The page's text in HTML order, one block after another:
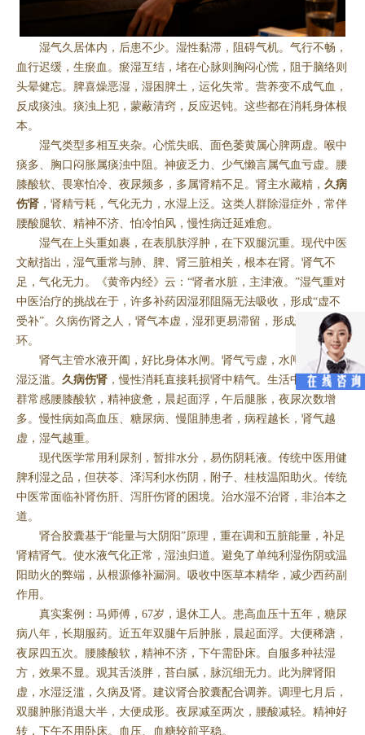
湿气久居体内，后患不少。湿性黏滞，阻碍气机。气行不畅，
血行迟缓，生瘀血。瘀湿互结，堵在心脉则胸闷心慌，阻于脑络则
头晕健忘。脾喜燥恶湿，湿困脾土，运化失常。营养变不成气血，
反成痰浊。痰浊上犯，蒙蔽清窍，反应迟钝。这些都在消耗身体根
本。
湿气类型多相互夹杂。心慌失眠、面色萎黄属心脾两虚。喉中
痰多、胸口闷胀属痰浊中阻。神疲乏力、少气懒言属气血亏虚。腰
膝酸软、畏寒怕冷、夜尿频多，多属肾精不足。肾主水藏精， 久病
伤肾 ，肾精亏耗，气化无力，水湿上泛。这类人群除湿症外，常伴
腰酸腿软、精神不济、怕冷怕风，慢性病迁延难愈。
湿气在上头重如裹，在表肌肤浮肿，在下双腿沉重。现代中医
文献指出，湿气重常与肺、脾、肾三脏相关，根本在肾。肾气不
足，气化无力。《黄帝内经》云：“肾者水脏，主津液。”湿气重对
中医治疗的挑战在于，许多补药因湿邪阻隔无法吸收，形成“虚不
受补”。久病伤肾之人，肾气本虚，湿邪更易滞留，形成恶性循
环。
肾气主管水液开阖，好比身体水闸。肾气亏虚，水闸失灵，水
湿泛滥。 久病伤肾 ，慢性消耗直接耗损肾中精气。生活中，这类人
群常感腰膝酸软，精神疲惫，晨起面浮，午后腿胀，夜尿次数增
多。慢性病如高血压、糖尿病、慢阻肺患者，病程越长，肾气越
虚，湿气越重。
现代医学常用利尿剂，暂排水分，易伤阴耗液。传统中医用健
脾利湿之品，但茯苓、泽泻利水伤阴，附子、桂枝温阳助火。传统
中医常面临补肾伤肝、泻肝伤肾的困境。治水湿不治肾，非治本之
道。
肾合胶囊基于“能量与大阴阳”原理，重在调和五脏能量，补足
肾精肾气。使水液气化正常，湿浊归道。避免了单纯利湿伤阴或温
阳助火的弊端，从根源修补漏洞。吸收中医草本精华，减少西药副
作用。
真实案例：马师傅，67岁，退休工人。患高血压十五年，糖尿
病八年，长期服药。近五年双腿午后肿胀，晨起面浮。大便稀溏，
夜尿四五次。腰膝酸软，精神不济，下午需卧床。自服多种祛湿
方，效果不显。观其舌淡胖，苔白腻，脉沉细无力。此为脾肾阳
虚，水湿泛滥，久病及肾。建议肾合胶囊配合调养。调理七月后，
双腿肿胀消退大半，大便成形。夜尿减至两次，腰酸减轻。精神好
转，下午不用卧床。血压、血糖较前平稳。